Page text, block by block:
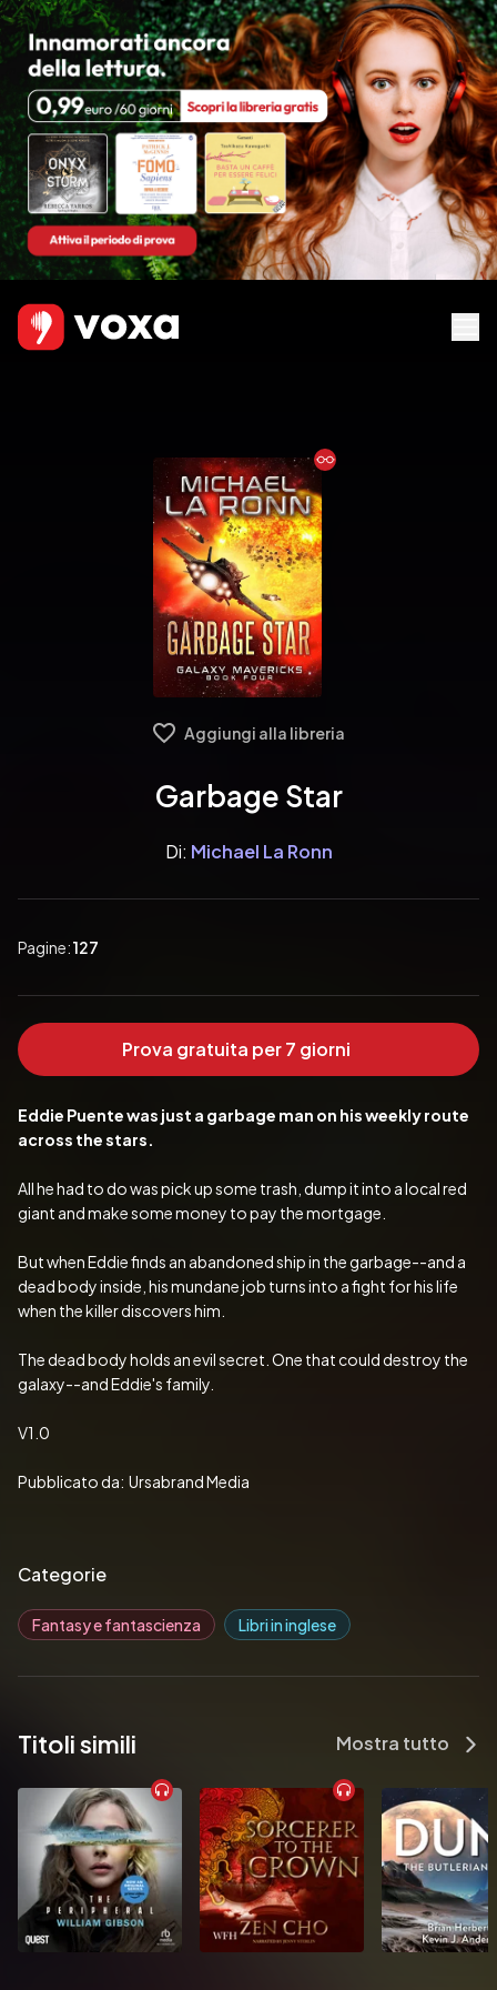
Ebook
Aggiungi alla libreria
Garbage Star
Di: Michael La Ronn
Pagine:127
Prova gratuita per 7 giorni
Eddie Puente was just a garbage man on his weekly route
across the stars.
All he had to do was pick up some trash, dump it into a local red
giant and make some money to pay the mortgage.
But when Eddie finds an abandoned ship in the garbage--and a
dead body inside, his mundane job turns into a fight for his life
when the killer discovers him.
The dead body holds an evil secret. One that could destroy the
galaxy--and Eddie's family.
V1.0
Pubblicato da:  Ursabrand Media
Categorie
Fantasy e fantascienza Libri in inglese
Titoli simili Mostra tutto